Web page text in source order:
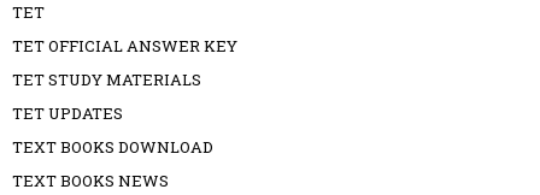
TET
TET OFFICIAL ANSWER KEY
TET STUDY MATERIALS
TET UPDATES
TEXT BOOKS DOWNLOAD
TEXT BOOKS NEWS